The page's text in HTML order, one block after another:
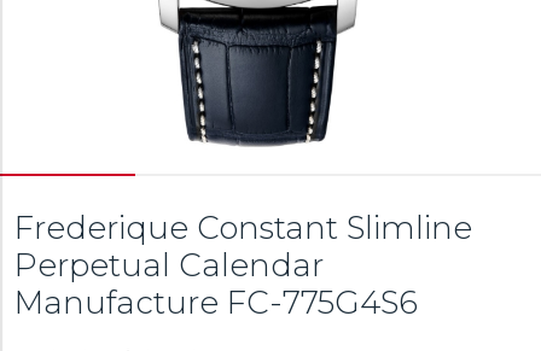
Frederique Constant Slimline
Perpetual Calendar
Manufacture FC-775G4S6